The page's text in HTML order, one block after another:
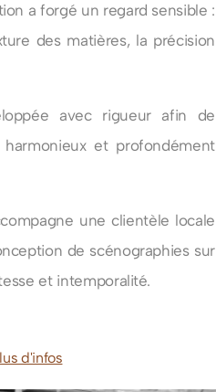
a forgé un regard sensible :
des matières, la précision
avec rigueur afin de
et profondément
une clientèle locale
de scénographies sur
et intemporalité.
d'infos